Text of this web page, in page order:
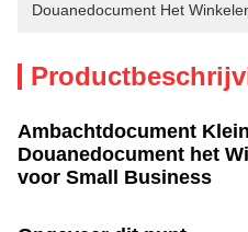
Douanedocument Het
Ambachtdocument
Douanedocument het
voor Small Business